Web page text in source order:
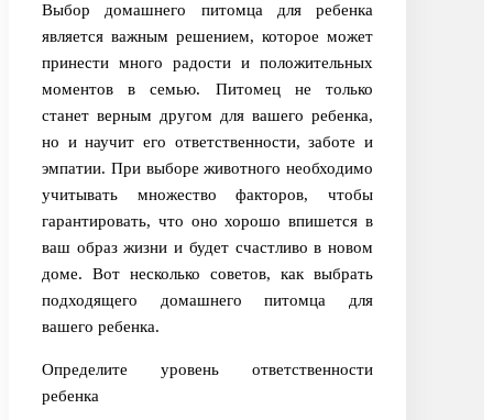
Выбор домашнего питомца для ребенка
является важным решением, которое может
принести много радости и положительных
моментов в семью. Питомец не только
станет верным другом для вашего ребенка,
но и научит его ответственности, заботе и
эмпатии. При выборе животного необходимо
учитывать множество факторов, чтобы
гарантировать, что оно хорошо впишется в
ваш образ жизни и будет счастливо в новом
доме. Вот несколько советов, как выбрать
подходящего домашнего питомца для
вашего ребенка.
Определите уровень ответственности
ребенка